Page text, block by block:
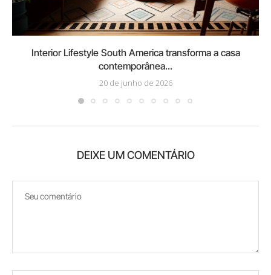
Interior Lifestyle South America transforma a casa
contemporânea...
20 de junho de 2026
DEIXE UM COMENTÁRIO